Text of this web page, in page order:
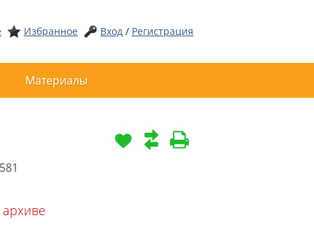
Избранное Вход / Регистрация
Материалы